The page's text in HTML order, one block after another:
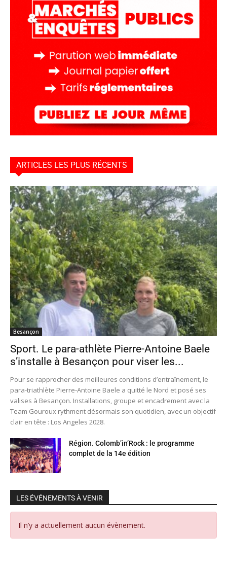
ARTICLES LES PLUS RÉCENTS
Besançon
Sport. Le para-athlète Pierre-Antoine Baele
s’installe à Besançon pour viser les...
Pour se rapprocher des meilleures conditions d’entraînement, le
para-triathlète Pierre-Antoine Baele a quitté le Nord et posé ses
valises à Besançon. Installations, groupe et encadrement avec la
Team Gouroux rythment désormais son quotidien, avec un objectif
clair en tête : Los Angeles 2028.
Région. Colomb’in’Rock : le programme
complet de la 14e édition
LES ÉVÉNEMENTS À VENIR
Il n’y a actuellement aucun évènement.